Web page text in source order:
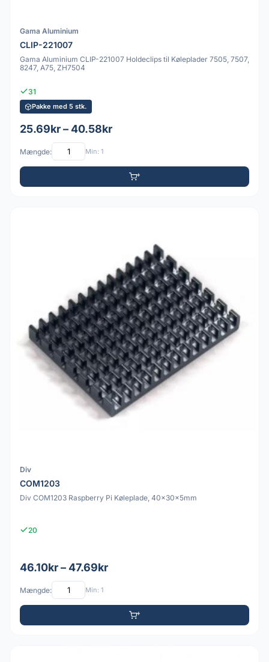
Gama Aluminium
CLIP-221007
Gama Aluminium CLIP-221007 Holdeclips til Køleplader 7505, 7507,
8247, A75, ZH7504
31
Pakke med 5 stk.
25.69kr – 40.58kr
Mængde: Min: 1
Div
COM1203
Div COM1203 Raspberry Pi Køleplade, 40x30x5mm
20
46.10kr – 47.69kr
Mængde: Min: 1